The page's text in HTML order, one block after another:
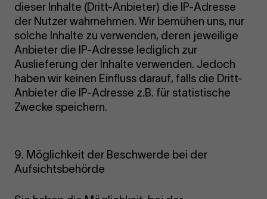
dieser Inhalte (Dritt-Anbieter) die IP-Adresse
der Nutzer wahrnehmen. Wir bemühen uns, nur
solche Inhalte zu verwenden, deren jeweilige
Anbieter die IP-Adresse lediglich zur
Auslieferung der Inhalte verwenden. Jedoch
haben wir keinen Einfluss darauf, falls die Dritt-
Anbieter die IP-Adresse z.B. für statistische
Zwecke speichern.
9. Möglichkeit der Beschwerde bei der
Aufsichtsbehörde